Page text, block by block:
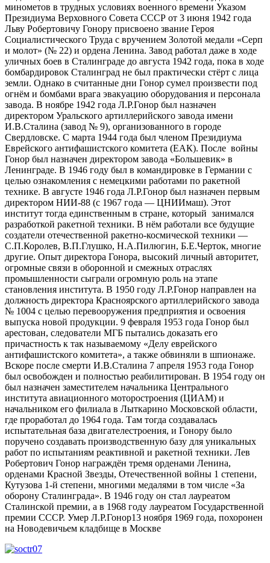
минометов в трудных условиях военного времени Указом
Президиума Верховного Совета СССР от 3 июня 1942 года
Льву Робертовичу Гонору присвоено звание Героя
Социалистического Труда с вручением Золотой медали «Серп
и молот» (№ 22) и ордена Ленина. Завод работал даже в ходе
уличных боев в Сталинграде до августа 1942 года, пока в ходе
бомбардировок Сталинград не был практически стёрт с лица
земли. Однако в считанные дни Гонор сумел произвести под
огнём и бомбами врага эвакуацию оборудования и персонала
завода. В ноябре 1942 года Л.Р.Гонор был назначен
директором Уральского артиллерийского завода имени
И.В.Сталина (завод № 9), организованного в городе
Свердловске. С марта 1944 года был членом Президиума
Еврейского антифашистского комитета (ЕАК). После войны
Гонор был назначен директором завода «Большевик» в
Ленинграде. В 1946 году был в командировке в Германии с
целью ознакомления с немецкими работами по ракетной
технике. В августе 1946 года Л.Р.Гонор был назначен первым
директором НИИ-88 (с 1967 года — ЦНИИмаш). Этот
институт тогда единственным в стране, который занимался
разработкой ракетной техники. В нём работали все будущие
создатели отечественной ракетно-космической техники —
С.П.Королев, В.П.Глушко, Н.А.Пилюгин, Б.Е.Черток, многие
другие. Опыт директора Гонора, высокий личный авторитет,
огромные связи в оборонной и смежных отраслях
промышленности сыграли огромную роль на этапе
становления института. В 1950 году Л.Р.Гонор направлен на
должность директора Красноярского артиллерийского завода
№ 1004 с целью перевооружения предприятия и освоения
выпуска новой продукции. 9 февраля 1953 года Гонор был
арестован, следователи МГБ пытались доказать его
причастность к так называемому «Делу еврейского
антифашистского комитета», а также обвиняли в шпионаже.
Вскоре после смерти И.В.Сталина 7 апреля 1953 года Гонор
был освобожден и полностью реабилитирован. В 1954 году он
был назначен заместителем начальника Центрального
института авиационного моторостроения (ЦИАМ) и
начальником его филиала в Лыткарино Московской области,
где проработал до 1964 года. Там тогда создавалась
испытательная база двигателестроения, и Гонору было
поручено создавать производственную базу для уникальных
работ по испытаниям реактивной и ракетной техники. Лев
Робертович Гонор награждён тремя орденами Ленина,
орденами Красной Звезды, Отечественной войны 1 степени,
Кутузова 1-й степени, многими медалями в том числе «За
оборону Сталинграда». В 1946 году он стал лауреатом
Сталинской премии, а в 1968 году лауреатом Государственной
премии СССР. Умер Л.Р.Гонор13 ноября 1969 года, похоронен
на Новодевичьем кладбище в Москве